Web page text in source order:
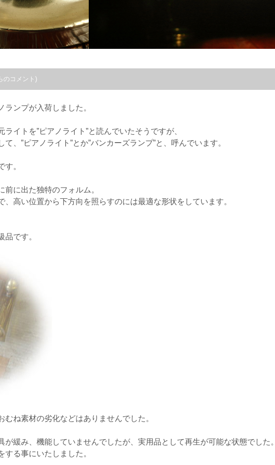
のコメント)
ンプが入荷しました。
イトを”ピアノライト”と読んでいたそうですが、
、”ピアノライト”とか”バンカーズランプ”と、呼んでいます。
す。
に出た独特のフォルム。
高い位置から下方向を照らすのには最適な形状をしています。
品です。
ね素材の劣化などはありませんでした。
緩み、機能していませんでしたが、実用品として再生が可能な状態でした。
る事にいたしました。